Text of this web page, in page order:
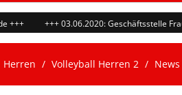
+++ 03.06.2020: Geschäftsstelle Frau
Herren Volleyball Herren 2 News